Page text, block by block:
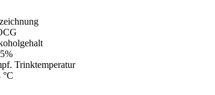
Trinktemperatur
°C